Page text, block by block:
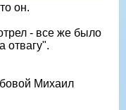
он.
- все же было
отвагу".
Михаил